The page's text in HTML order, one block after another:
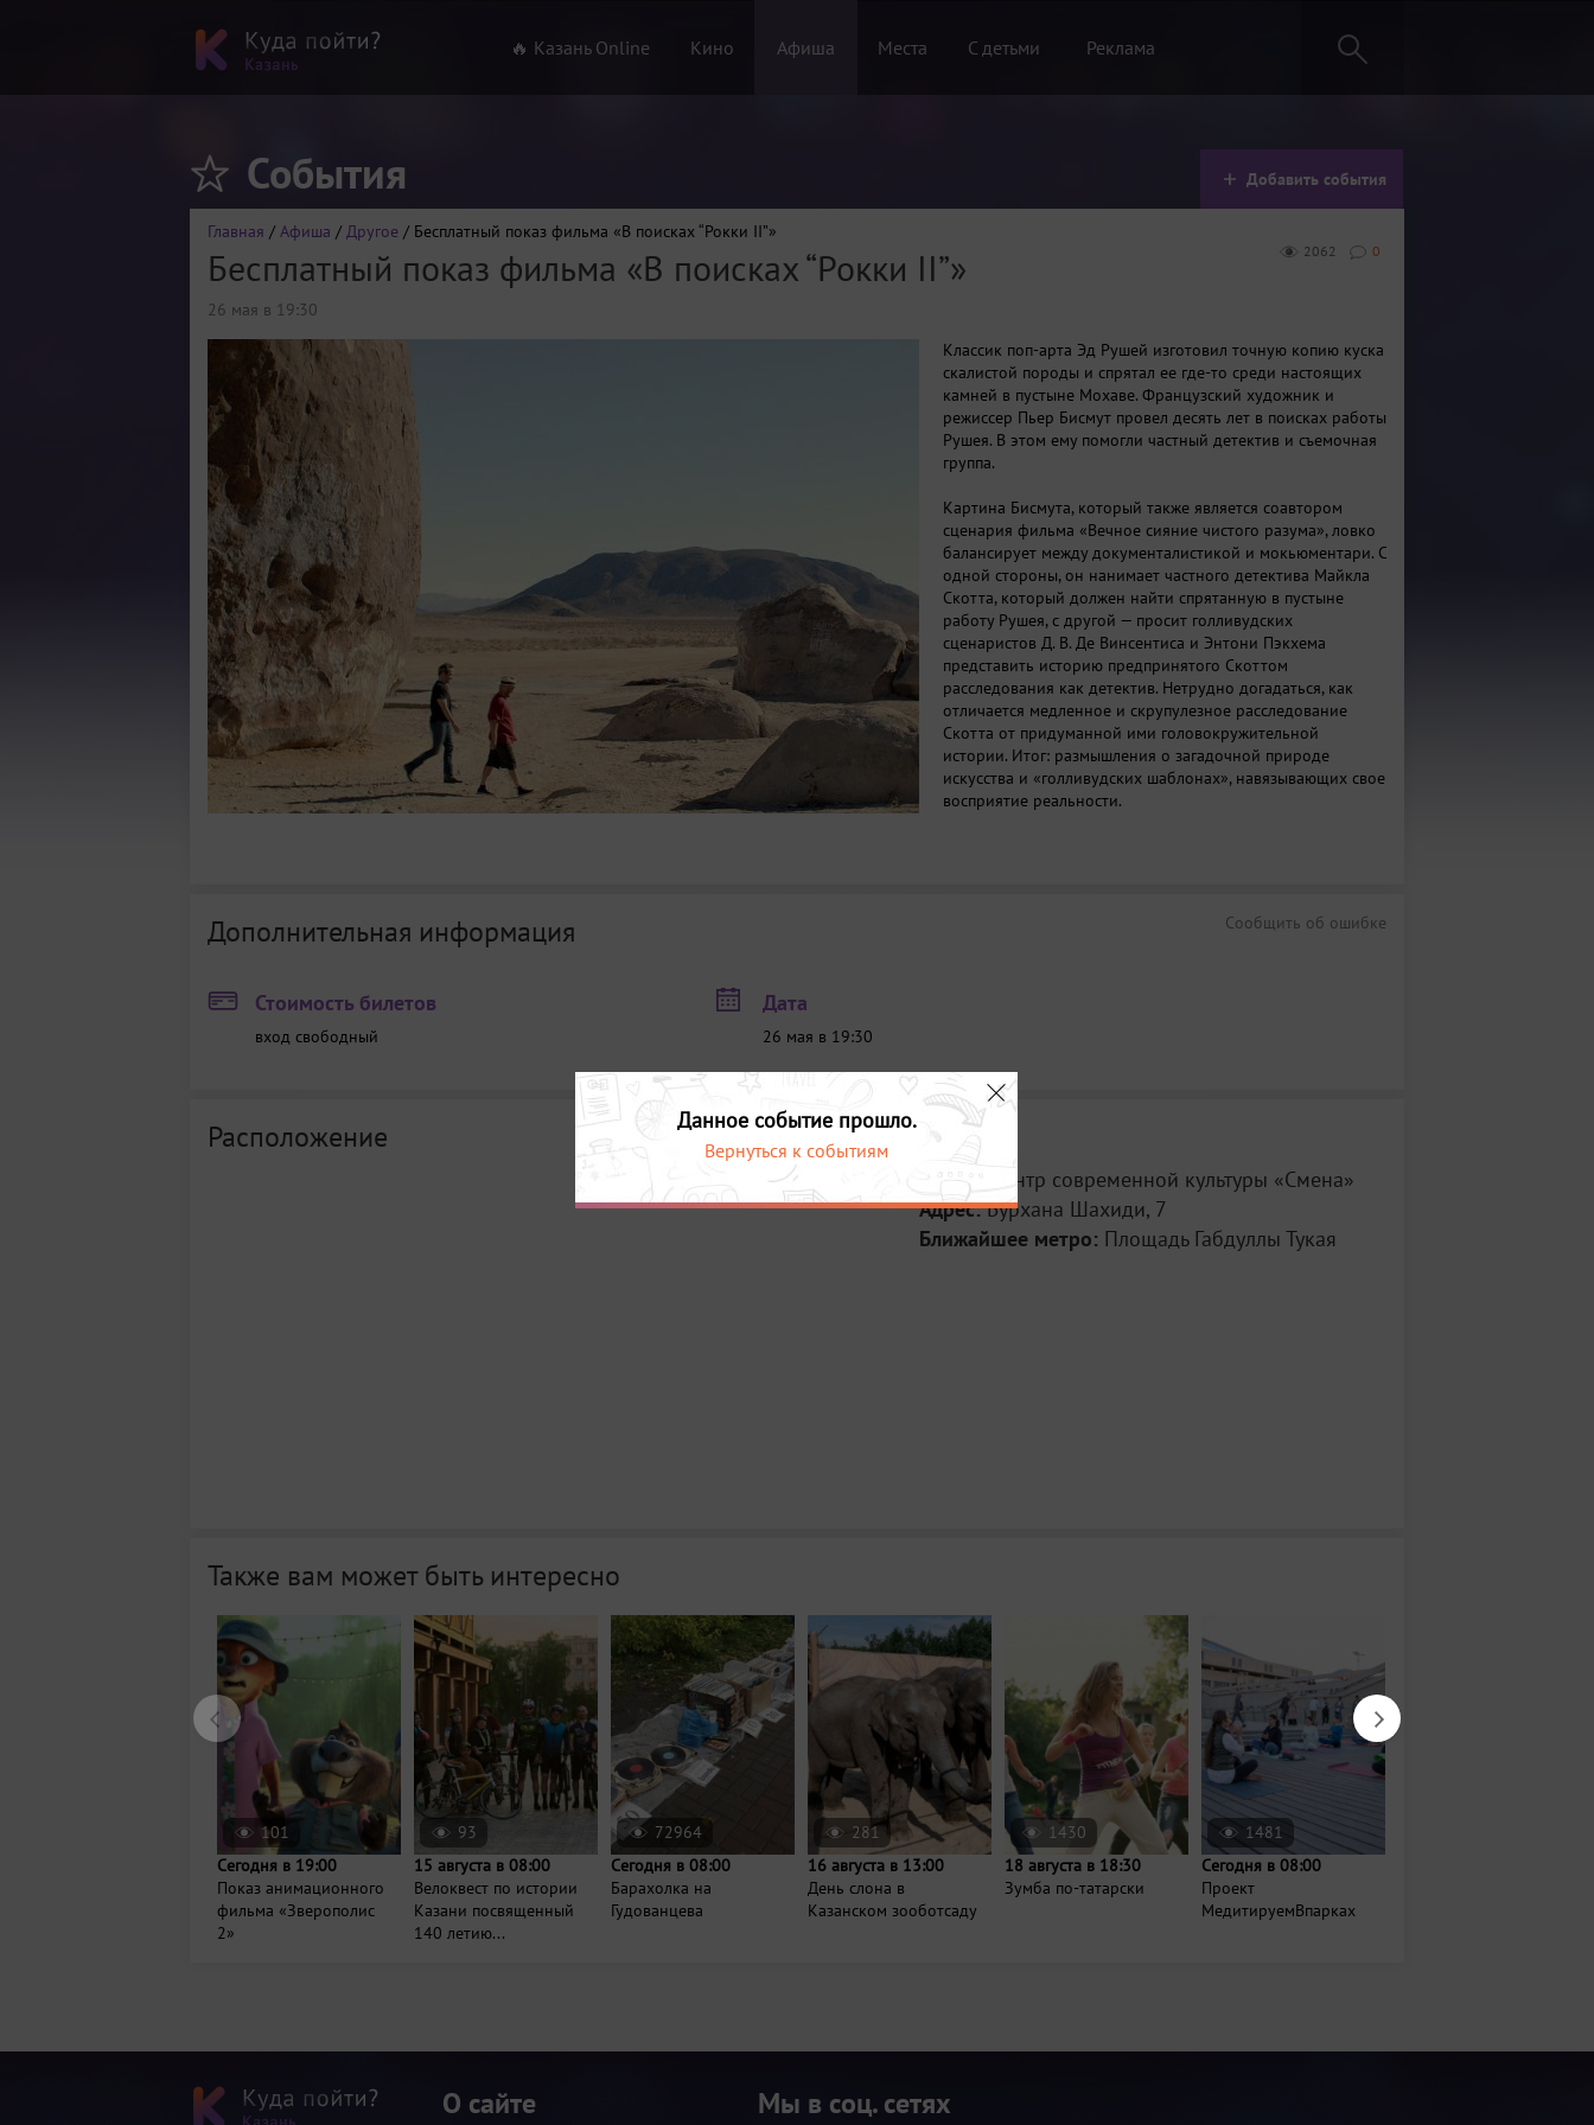
🔥 Казань Online Кино Афиша Места С детьми Реклама
События Добавить события
Главная / Афиша / Другое / Бесплатный показ фильма «В поисках “Рокки II”»
0
2062
Бесплатный показ фильма «В поисках “Рокки II”»
26 мая в 19:30
Классик поп-арта Эд Рушей изготовил точную копию куска
скалистой породы и спрятал ее где-то среди настоящих
камней в пустыне Мохаве. Французский художник и
режиссер Пьер Бисмут провел десять лет в поисках работы
Рушея. В этом ему помогли частный детектив и съемочная
группа.
Картина Бисмута, который также является соавтором
сценария фильма «Вечное сияние чистого разума», ловко
балансирует между документалистикой и мокьюментари. С
одной стороны, он нанимает частного детектива Майкла
Скотта, который должен найти спрятанную в пустыне
работу Рушея, с другой — просит голливудских
сценаристов Д. В. Де Винсентиса и Энтони Пэкхема
представить историю предпринятого Скоттом
расследования как детектив. Нетрудно догадаться, как
отличается медленное и скрупулезное расследование
Скотта от придуманной ими головокружительной
истории. Итог: размышления о загадочной природе
искусства и «голливудских шаблонах», навязывающих свое
восприятие реальности.
Сообщить об ошибке
Дополнительная информация
Стоимость билетов
вход свободный
Дата
26 мая в 19:30
Расположение
Место:
Центр современной культуры «Смена»
Адрес:Бурхана Шахиди, 7
Ближайшее метро: Площадь Габдуллы Тукая
Также вам может быть интересно
101
Сегодня в 19:00
Показ анимационного
фильма «Зверополис
2»
93
15 августа в 08:00
Велоквест по истории
Казани посвященный
140 летию...
72964
Сегодня в 08:00
Барахолка на
Гудованцева
281
16 августа в 13:00
День слона в
Казанском зооботсаду
1430
18 августа в 18:30
Зумба по-татарски
1481
Сегодня в 08:00
Проект
МедитируемВпарках
Данное событие прошло.
Вернуться к событиям
О сайте Мы в соц. сетях